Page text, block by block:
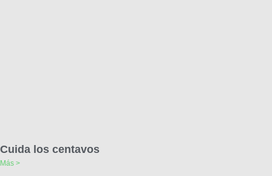
Cuida los centavos
Más >